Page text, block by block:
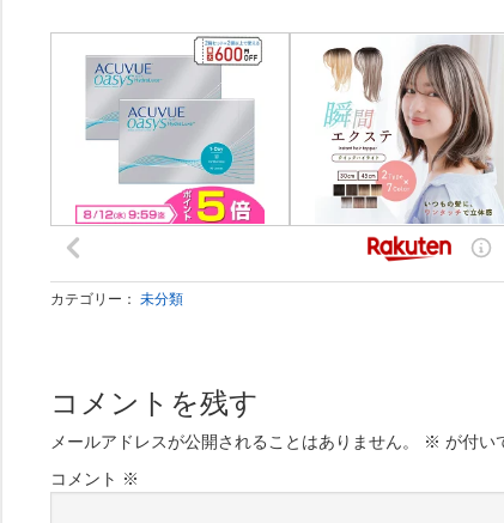
カテゴリー： 未分類
コメントを残す
メールアドレスが公開されることはありません。 ※ が付い
コメント ※